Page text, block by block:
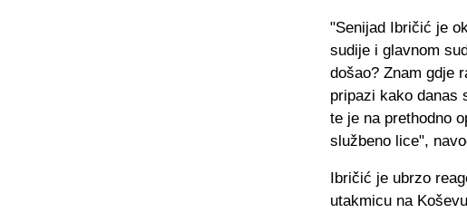
"Senijad Ibričić je
sudije i glavnom
došao? Znam gdje
pripazi kako danas
te je na prethodno
službeno lice",
Ibričić je ubrzo
utakmicu na